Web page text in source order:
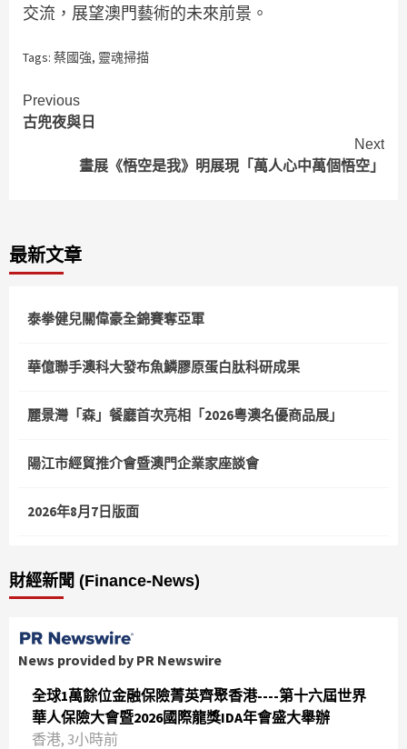
交流，展望澳門藝術的未來前景。
Tags: 蔡國強, 靈魂掃描
Continue
Reading
Previous
古兜夜與日
Next
畫展《悟空是我》明展現「萬人心中萬個悟空」
最新文章
泰拳健兒關偉豪全錦賽奪亞軍
華億聯手澳科大發布魚鱗膠原蛋白肽科研成果
麗景灣「森」餐廳首次亮相「2026粵澳名優商品展」
陽江市經貿推介會暨澳門企業家座談會
2026年8月7日版面
財經新聞 (Finance-News)
News provided by PR Newswire
全球1萬餘位金融保險菁英齊聚香港----第十六屆世界
華人保險大會暨2026國際龍獎IDA年會盛大舉辦
香港, 3小時前